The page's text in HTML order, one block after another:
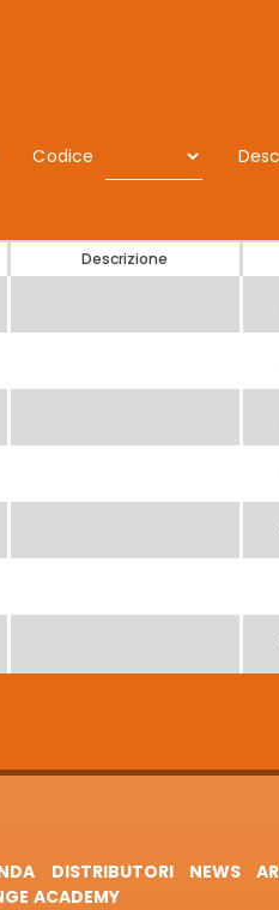
Codice
Descrizione
DISTRIBUTORI NEWS
ACADEMY